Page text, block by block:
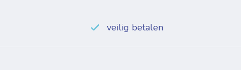
veilig betalen